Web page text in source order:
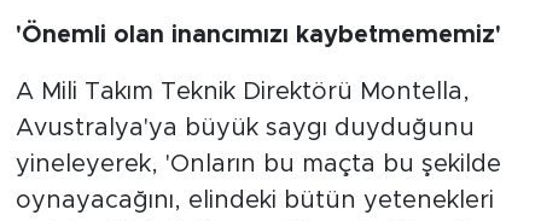
'Önemli olan inancımızı kaybetmememiz'
A Mili Takım Teknik Direktörü Montella,
Avustralya'ya büyük saygı duyduğunu
yineleyerek, 'Onların bu maçta bu şekilde
oynayacağını, elindeki bütün yetenekleri